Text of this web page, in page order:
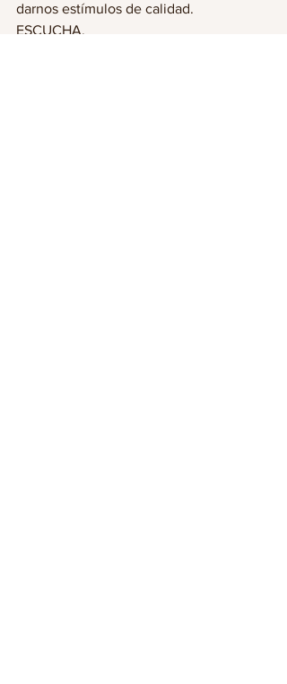
darnos estímulos de calidad.
ESCUCHA.